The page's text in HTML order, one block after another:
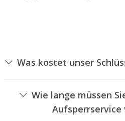
hängen von verschiedenen
Beispiel der Ausführung des
Arbeiten und eventuellen
Wie lange müssen Sie warten, bis unser
Aufsperrservice